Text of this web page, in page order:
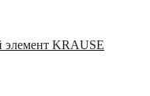
элемент KRAUSE